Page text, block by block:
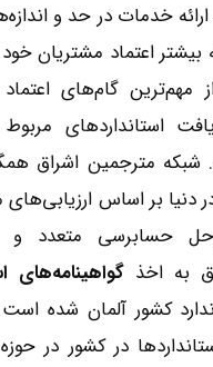
خدمات در حد و
اعتماد مشتریان
گام‌های
استانداردهای
مترجمین اشراق
دنیا بر اساس
حسابرسی متعدد و
به اخذ گواهینامه‌های
کشور آلمان شده است
در کشور در